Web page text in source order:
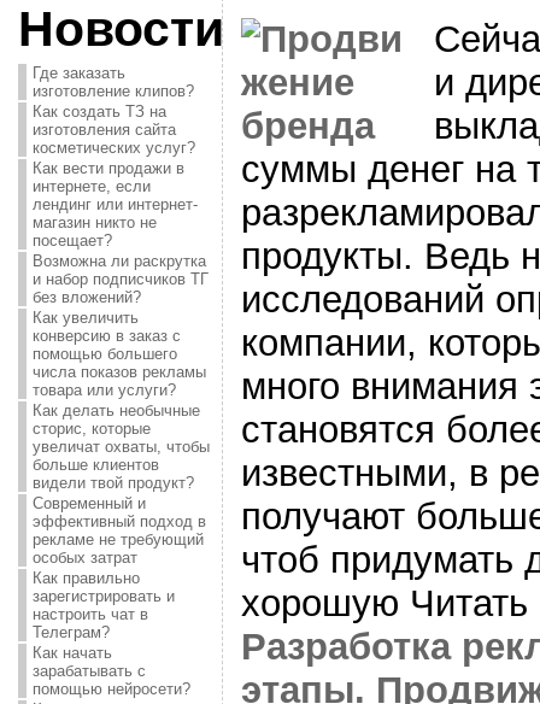
Новости
Где заказать
изготовление клипов?
Как создать ТЗ на
изготовления сайта
косметических услуг?
Как вести продажи в
интернете, если
лендинг или интернет-
магазин никто не
посещает?
Возможна ли раскрутка
и набор подписчиков ТГ
без вложений?
Как увеличить
конверсию в заказ с
помощью большего
числа показов рекламы
товара или услуги?
Как делать необычные
сторис, которые
увеличат охваты, чтобы
больше клиентов
видели твой продукт?
Современный и
эффективный подход в
рекламе не требующий
особых затрат
Как правильно
зарегистрировать и
настроить чат в
Телеграм?
Как начать
зарабатывать с
помощью нейросети?
и
суммы денег на
продукты. Ведь
исследований
компании,
много внимания
становятся
известными, в
получают
чтоб придумать
хорошую Читать
Разработка
этапы.